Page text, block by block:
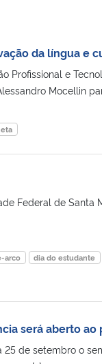
da língua e
Profissional e
Mocellin
Federal de Santa
arco dia do estudante
será aberto ao
de setembro o